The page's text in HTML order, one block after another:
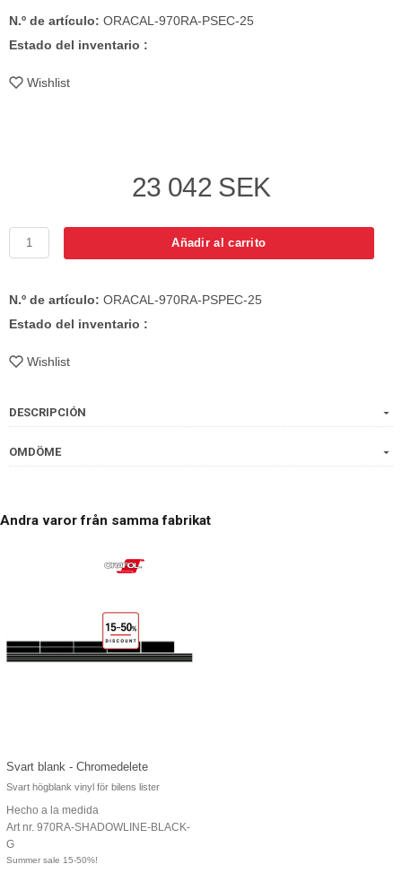
N.º de artículo: ORACAL-970RA-PSEC-25
Estado del inventario :
Wishlist
23 042 SEK
Añadir al carrito
N.º de artículo: ORACAL-970RA-PSPEC-25
Estado del inventario :
Wishlist
DESCRIPCIÓN
OMDÖME
Andra varor från samma fabrikat
Svart blank - Chromedelete
Svart högblank vinyl för bilens lister
Hecho a la medida
Art nr. 970RA-SHADOWLINE-BLACK-
G
Summer sale 15-50%!